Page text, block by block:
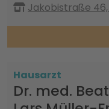
Jakobistraße 46,
Hausarzt
Dr. med.